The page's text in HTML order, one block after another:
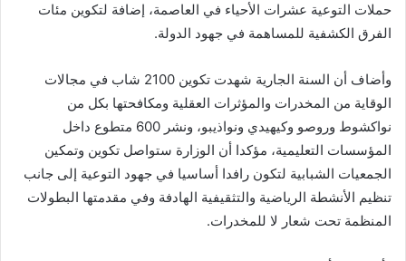
حملات التوعية عشرات الأحياء في العاصمة، إضافة لتكوين مئات
الفرق الكشفية للمساهمة في جهود الدولة.
وأضاف أن السنة الجارية شهدت تكوين 2100 شاب في مجالات
الوقاية من المخدرات والمؤثرات العقلية ومكافحتها بكل من
نواكشوط وروصو وكيهيدي ونواذيبو، ونشر 600 متطوع داخل
المؤسسات التعليمية، مؤكدا أن الوزارة ستواصل تكوين وتمكين
الجمعيات الشبابية لتكون رافدا أساسيا في جهود التوعية إلى جانب
تنظيم الأنشطة الرياضية والتثقيفية الهادفة وفي مقدمتها البطولات
المنظمة تحت شعار لا للمخدرات.